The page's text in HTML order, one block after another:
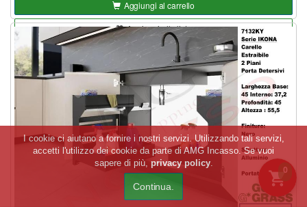
0
Aggiungi al carrello
Aggiungi alla lista
I cookie ci aiutano a fornire i nostri servizi. Utilizzando tali servizi,
accetti l'utilizzo dei cookie da parte di AMG Incasso. Se vuoi
sapere di più, privacy policy.